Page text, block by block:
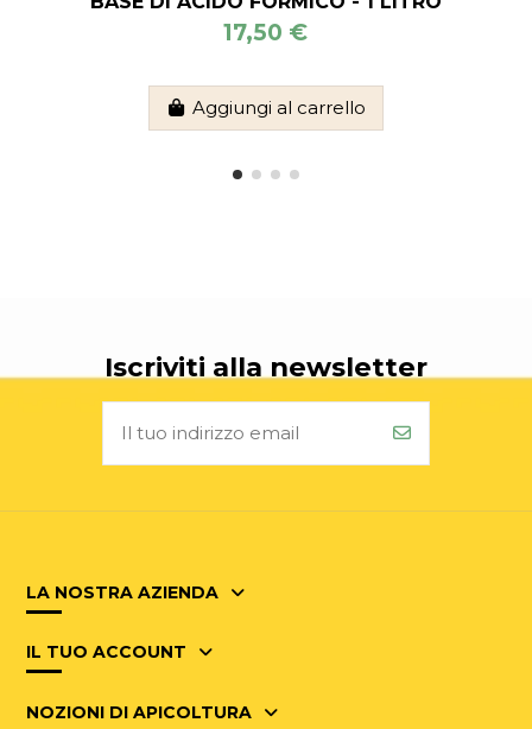
17,50 €
Aggiungi al carrello
Iscriviti alla newsletter
LA NOSTRA AZIENDA
IL TUO ACCOUNT
NOZIONI DI APICOLTURA